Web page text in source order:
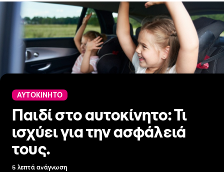
ΑΥΤΟΚΙΝΗΤΟ
Παιδί στο αυτοκίνητο: Τι
ισχύει για την ασφάλειά
τους.
5 λεπτά ανάγνωση